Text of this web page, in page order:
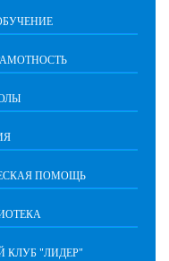
ПОМОЩЬ
"ЛИДЕР"